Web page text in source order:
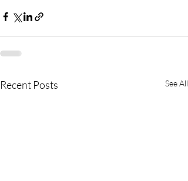
Recent Posts See All